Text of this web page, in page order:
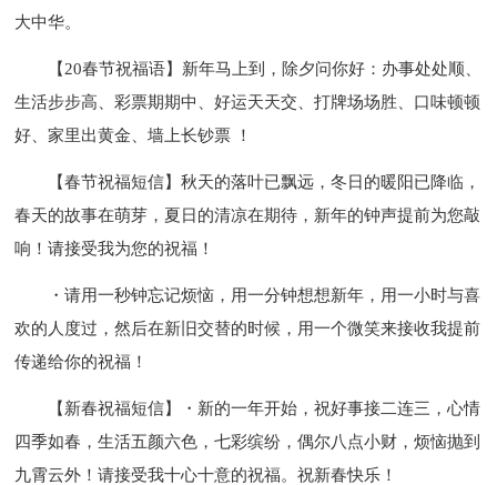
大中华。
【20春节祝福语】新年马上到，除夕问你好：办事处处顺、
生活步步高、彩票期期中、好运天天交、打牌场场胜、口味顿顿
好、家里出黄金、墙上长钞票 ！
【春节祝福短信】秋天的落叶已飘远，冬日的暖阳已降临，
春天的故事在萌芽，夏日的清凉在期待，新年的钟声提前为您敲
响！请接受我为您的祝福！
・请用一秒钟忘记烦恼，用一分钟想想新年，用一小时与喜
欢的人度过，然后在新旧交替的时候，用一个微笑来接收我提前
传递给你的祝福！
【新春祝福短信】・新的一年开始，祝好事接二连三，心情
四季如春，生活五颜六色，七彩缤纷，偶尔八点小财，烦恼抛到
九霄云外！请接受我十心十意的祝福。祝新春快乐！